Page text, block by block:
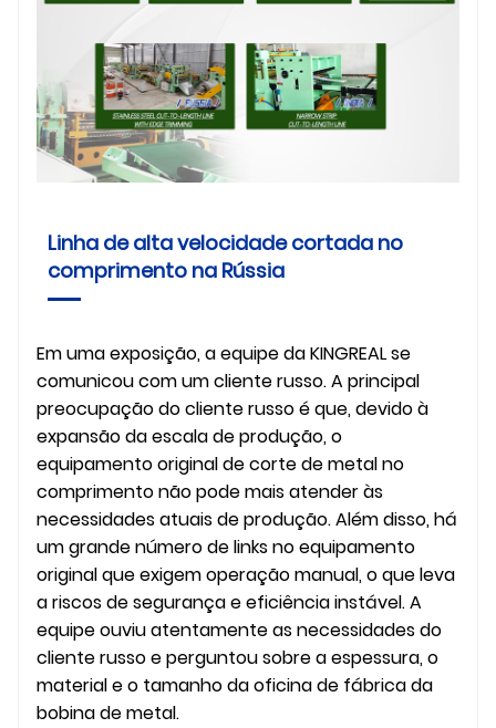
Linha de alta velocidade cortada no
comprimento na Rússia
Em uma exposição, a equipe da KINGREAL se
comunicou com um cliente russo. A principal
preocupação do cliente russo é que, devido à
expansão da escala de produção, o
equipamento original de corte de metal no
comprimento não pode mais atender às
necessidades atuais de produção. Além disso, há
um grande número de links no equipamento
original que exigem operação manual, o que leva
a riscos de segurança e eficiência instável. A
equipe ouviu atentamente as necessidades do
cliente russo e perguntou sobre a espessura, o
material e o tamanho da oficina de fábrica da
bobina de metal.